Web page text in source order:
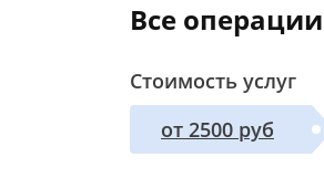
Все
Стоимость услуг
от 2500 руб